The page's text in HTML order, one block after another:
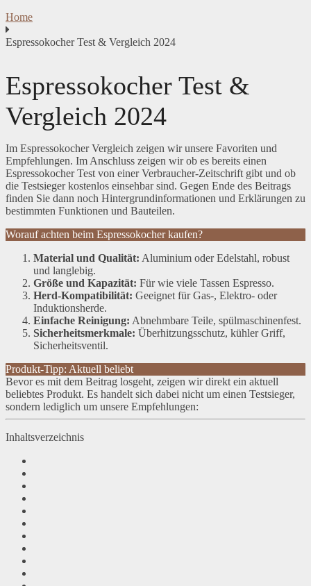
Home
Espressokocher Test & Vergleich 2024
Espressokocher Test &
Vergleich 2024
Im Espressokocher Vergleich zeigen wir unsere Favoriten und
Empfehlungen. Im Anschluss zeigen wir ob es bereits einen
Espressokocher Test von einer Verbraucher-Zeitschrift gibt und ob
die Testsieger kostenlos einsehbar sind. Gegen Ende des Beitrags
finden Sie dann noch Hintergrundinformationen und Erklärungen zu
bestimmten Funktionen und Bauteilen.
Worauf achten beim Espressokocher kaufen?
Material und Qualität: Aluminium oder Edelstahl, robust
und langlebig.
Größe und Kapazität: Für wie viele Tassen Espresso.
Herd-Kompatibilität: Geeignet für Gas-, Elektro- oder
Induktionsherde.
Einfache Reinigung: Abnehmbare Teile, spülmaschinenfest.
Sicherheitsmerkmale: Überhitzungsschutz, kühler Griff,
Sicherheitsventil.
Produkt-Tipp: Aktuell beliebt
Bevor es mit dem Beitrag losgeht, zeigen wir direkt ein aktuell
beliebtes Produkt. Es handelt sich dabei nicht um einen Testsieger,
sondern lediglich um unsere Empfehlungen:
Inhaltsverzeichnis